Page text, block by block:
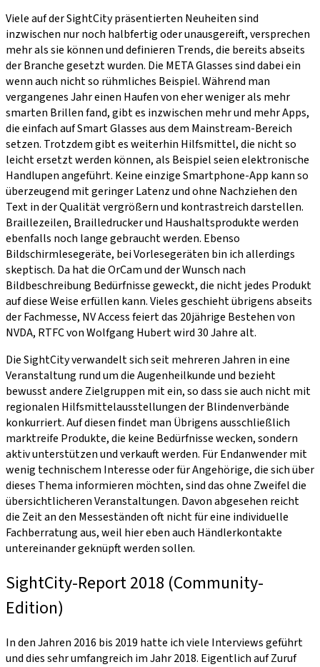
Viele auf der SightCity präsentierten Neuheiten sind
inzwischen nur noch halbfertig oder unausgereift, versprechen
mehr als sie können und definieren Trends, die bereits abseits
der Branche gesetzt wurden. Die META Glasses sind dabei ein
wenn auch nicht so rühmliches Beispiel. Während man
vergangenes Jahr einen Haufen von eher weniger als mehr
smarten Brillen fand, gibt es inzwischen mehr und mehr Apps,
die einfach auf Smart Glasses aus dem Mainstream-Bereich
setzen. Trotzdem gibt es weiterhin Hilfsmittel, die nicht so
leicht ersetzt werden können, als Beispiel seien elektronische
Handlupen angeführt. Keine einzige Smartphone-App kann so
überzeugend mit geringer Latenz und ohne Nachziehen den
Text in der Qualität vergrößern und kontrastreich darstellen.
Braillezeilen, Brailledrucker und Haushaltsprodukte werden
ebenfalls noch lange gebraucht werden. Ebenso
Bildschirmlesegeräte, bei Vorlesegeräten bin ich allerdings
skeptisch. Da hat die OrCam und der Wunsch nach
Bildbeschreibung Bedürfnisse geweckt, die nicht jedes Produkt
auf diese Weise erfüllen kann. Vieles geschieht übrigens abseits
der Fachmesse, NV Access feiert das 20jährige Bestehen von
NVDA, RTFC von Wolfgang Hubert wird 30 Jahre alt.
Die SightCity verwandelt sich seit mehreren Jahren in eine
Veranstaltung rund um die Augenheilkunde und bezieht
bewusst andere Zielgruppen mit ein, so dass sie auch nicht mit
regionalen Hilfsmittelausstellungen der Blindenverbände
konkurriert. Auf diesen findet man Übrigens ausschließlich
marktreife Produkte, die keine Bedürfnisse wecken, sondern
aktiv unterstützen und verkauft werden. Für Endanwender mit
wenig technischem Interesse oder für Angehörige, die sich über
dieses Thema informieren möchten, sind das ohne Zweifel die
übersichtlicheren Veranstaltungen. Davon abgesehen reicht
die Zeit an den Messeständen oft nicht für eine individuelle
Fachberratung aus, weil hier eben auch Händlerkontakte
untereinander geknüpft werden sollen.
SightCity-Report 2018 (Community-
Edition)
In den Jahren 2016 bis 2019 hatte ich viele Interviews geführt
und dies sehr umfangreich im Jahr 2018. Eigentlich auf Zuruf